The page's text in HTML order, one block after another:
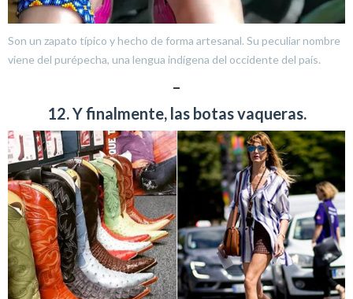
Son un zapato típico y hecho de forma artesanal. Su peculiar nombre
viene del purépecha, una lengua indígena del occidente del país.
–
12. Y finalmente, las botas vaqueras.